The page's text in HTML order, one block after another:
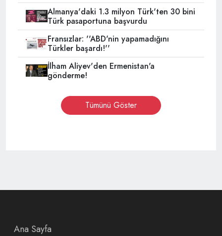
Almanya'daki 1.3 milyon Türk'ten 30 bini
Türk pasaportuna başvurdu
Fransızlar: ''ABD'nin yapamadığını
Türkler başardı!''
İlham Aliyev'den Ermenistan'a
gönderme!
Tümünü Göster
Ana Sayfa